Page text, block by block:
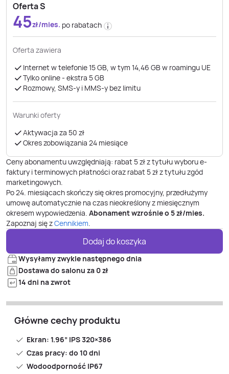
Oferta S
45zł/mies. po rabatach
Oferta zawiera
Internet w telefonie 15 GB, w tym 14,46 GB w roamingu UE
Tylko online - ekstra 5 GB
Rozmowy, SMS-y i MMS-y bez limitu
Warunki oferty
Aktywacja za 50 zł
Okres zobowiązania 24 miesiące
Ceny abonamentu uwzględniają: rabat 5 zł z tytułu wyboru e-
faktury i terminowych płatności oraz rabat 5 zł z tytułu zgód
marketingowych.
Po24. miesiącachskończy się okres promocyjny, przedłużymy
umowę automatycznie na czas nieokreślony z miesięcznym
okresem wypowiedzenia. Abonament wzrośnie o 5zł/mies.
Zapoznaj się zCennikiem.
Dodaj do koszyka
Wysyłamy zwykle następnego dnia
Dostawa do salonu za 0 zł
14 dni na zwrot
Główne cechy produktu
Ekran: 1.96” IPS 320×386
Czas pracy: do 10 dni
Wodoodporność IP67